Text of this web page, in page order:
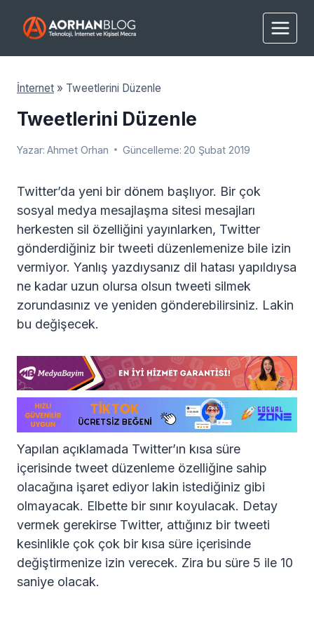
İnternet » Tweetlerini Düzenle
Tweetlerini Düzenle
Yazar: Ahmet Orhan Güncelleme: 20 Şubat 2019
Twitter’da yeni bir dönem başlıyor. Bir çok
sosyal medya mesajlaşma sitesi mesajları
herkesten sil özelliğini yayınlarken, Twitter
gönderdiğiniz bir tweeti düzenlemenize bile izin
vermiyor. Yanlış yazdıysanız dil hatası yapıldıysa
ne kadar uzun olursa olsun tweeti silmek
zorundasınız ve yeniden gönderebilirsiniz. Lakin
bu değişecek.
Yapılan açıklamada Twitter’ın kısa süre
içerisinde tweet düzenleme özelliğine sahip
olacağına işaret ediyor lakin istediğiniz gibi
olmayacak. Elbette bir sınır koyulacak. Detay
vermek gerekirse Twitter, attığınız bir tweeti
kesinlikle çok çok bir kısa süre içerisinde
değiştirmenize izin verecek. Zira bu süre 5 ile 10
saniye olacak.